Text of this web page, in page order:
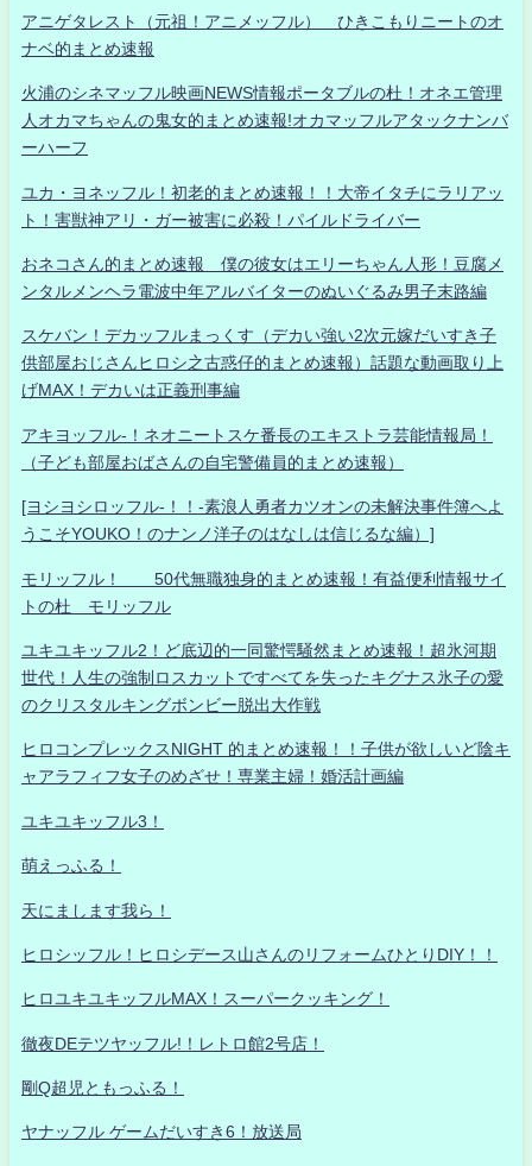
アニゲタレスト（元祖！アニメッフル） ひきこもりニートのオ
ナベ的まとめ速報
火浦のシネマッフル映画NEWS情報ポータブルの杜！オネエ管理
人オカマちゃんの鬼女的まとめ速報!オカマッフルアタックナンバ
ーハーフ
ユカ・ヨネッフル！初老的まとめ速報！！大帝イタチにラリアッ
ト！害獣神アリ・ガー被害に必殺！パイルドライバー
おネコさん的まとめ速報 僕の彼女はエリーちゃん人形！豆腐メ
ンタルメンヘラ電波中年アルバイターのぬいぐるみ男子末路編
スケバン！デカッフルまっくす（デカい強い2次元嫁だいすき子
供部屋おじさんヒロシ之古惑仔的まとめ速報）話題な動画取り上
げMAX！デカいは正義刑事編
アキヨッフル-！ネオニートスケ番長のエキストラ芸能情報局！
（子ども部屋おばさんの自宅警備員的まとめ速報）
[ヨシヨシロッフル-！！-素浪人勇者カツオンの未解決事件簿へよ
うこそYOUKO！のナンノ洋子のはなしは信じるな編）]
モリッフル！ 50代無職独身的まとめ速報！有益便利情報サイ
トの杜 モリッフル
ユキユキッフル2！ど底辺的一同驚愕騒然まとめ速報！超氷河期
世代！人生の強制ロスカットですべてを失ったキグナス氷子の愛
のクリスタルキングボンビー脱出大作戦
ヒロコンプレックスNIGHT 的まとめ速報！！子供が欲しいど陰キ
ャアラフィフ女子のめざせ！専業主婦！婚活計画編
ユキユキッフル3！
萌えっふる！
天にまします我ら！
ヒロシッフル！ヒロシデース山さんのリフォームひとりDIY！！
ヒロユキユキッフルMAX！スーパークッキング！
徹夜DEテツヤッフル!！レトロ館2号店！
剛Q超児ともっふる！
ヤナッフル ゲームだいすき6！放送局